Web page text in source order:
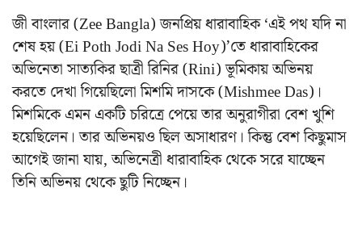
জী বাংলার (Zee Bangla) জনপ্রিয় ধারাবাহিক ‘এই পথ যদি না
শেষ হয় (Ei Poth Jodi Na Ses Hoy)’তে ধারাবাহিকের
অভিনেতা সাত্যকির ছাত্রী রিনির (Rini) ভূমিকায় অভিনয়
করতে দেখা গিয়েছিলো মিশমি দাসকে (Mishmee Das)।
মিশমিকে এমন একটি চরিত্রে পেয়ে তার অনুরাগীরা বেশ খুশি
হয়েছিলেন। তার অভিনয়ও ছিল অসাধারণ। কিন্তু বেশ কিছুমাস
আগেই জানা যায়, অভিনেত্রী ধারাবাহিক থেকে সরে যাচ্ছেন
তিনি অভিনয় থেকে ছুটি নিচ্ছেন।